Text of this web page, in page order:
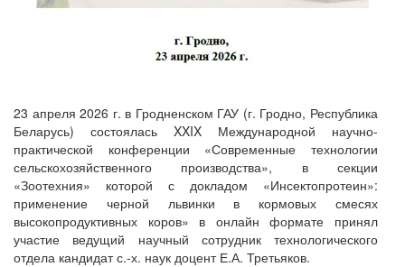
23 апреля 2026 г. в Гродненском ГАУ (г. Гродно, Республика
Беларусь) состоялась XXIX Международной научно-
практической конференции «Современные технологии
сельскохозяйственного производства», в секции
«Зоотехния» которой с докладом «Инсектопротеин»:
применение черной львинки в кормовых смесях
высокопродуктивных коров» в онлайн формате принял
участие ведущий научный сотрудник технологического
отдела кандидат с.-х. наук доцент Е.А. Третьяков.